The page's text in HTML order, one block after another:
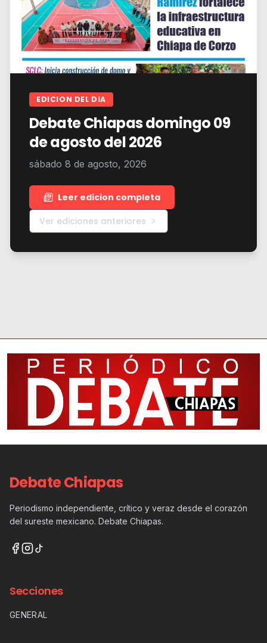
EDICION DEL DIA
Debate Chiapas domingo 09
de agosto del 2026
sábado 8 de agosto, 2026
Leer edicion completa
Ver ediciones anteriores
Debate Chiapas
Periodismo independiente, crítico y veraz desde el corazón
del sureste mexicano. Debate Chiapas.
Secciones
GENERAL